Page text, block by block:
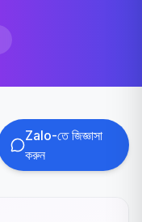
Zalo-তে জিজ্ঞাসা
করুন